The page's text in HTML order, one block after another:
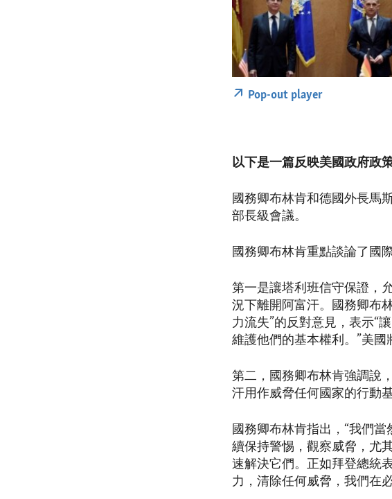
Pop-out player
以下是一篇反映美國政府政
國務卿布林肯和德國外長馬
部長級會議。
國務卿布林肯重點談論了國
第一是讓塔利班信守保證，
況下離開阿富汗。國務卿布
力流失”的反對意見，表示“
維護他們的基本權利。”美國
第二，國務卿布林肯強調說
汗用作威脅任何國家的行動基
國務卿布林肯指出，“我們
續保持警惕，觀察威脅，尤
速解決它們。正如拜登總統
力，清除任何威脅，我們在